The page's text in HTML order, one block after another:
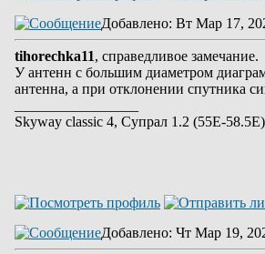
Добавлено: Вт Мар 17,
tihorechka11, справедливое замечание.
У антенн с большим диаметром
антенна, а при отклонении спутника
Skyway classic 4, Супрал 1.2 (55E-
Добавлено: Чт Мар 19,